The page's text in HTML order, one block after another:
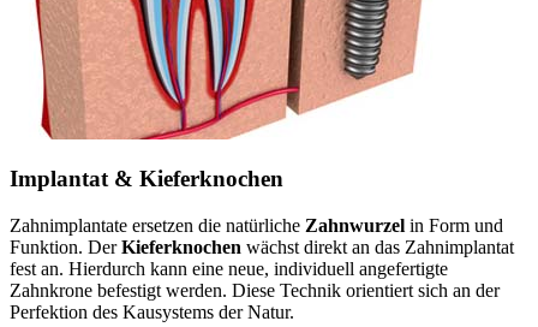
Implantat & Kieferknochen
Zahnimplantate ersetzen die natürliche Zahnwurzel in Form und
Funktion. DerKieferknochen wächst direkt an das Zahnimplantat
fest an. Hierdurch kann eine neue, individuell angefertigte
Zahnkrone befestigt werden. Diese Technik orientiert sich an der
Perfektion des Kausystems der Natur.